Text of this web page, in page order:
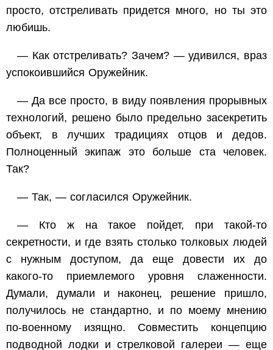
просто, отстреливать придется много, но ты это
любишь.
— Как отстреливать? Зачем? — удивился, враз
успокоившийся Оружейник.
— Да все просто, в виду появления прорывных
технологий, решено было предельно засекретить
объект, в лучших традициях отцов и дедов.
Полноценный экипаж это больше ста человек.
Так?
— Так, — согласился Оружейник.
— Кто ж на такое пойдет, при такой-то
секретности, и где взять столько толковых людей
с нужным доступом, да еще довести их до
какого-то приемлемого уровня слаженности.
Думали, думали и наконец, решение пришло,
получилось не стандартно, и по моему мнению
по-военному изящно. Совместить концепцию
подводной лодки и стрелковой галереи — еще